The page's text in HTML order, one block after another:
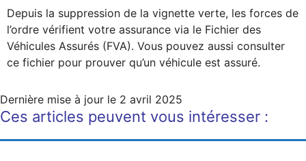
Depuis la suppression de la vignette verte, les forces de
l’ordre vérifient votre assurance via le Fichier des
Véhicules Assurés (FVA). Vous pouvez aussi consulter
ce fichier pour prouver qu’un véhicule est assuré.
Dernière mise à jour le 2 avril 2025
Ces articles peuvent vous intéresser :